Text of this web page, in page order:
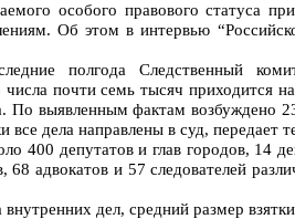
особого правового статуса
Об этом в интервью
полгода Следственный
числа почти семь тысяч приходится
По выявленным фактам возбуждено
все дела направлены в суд, передает
400 депутатов и глав городов, 14
68 адвокатов и 57 следователей
дел, средний размер